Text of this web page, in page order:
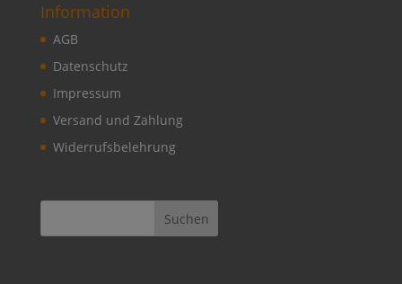
Information
AGB
Datenschutz
Impressum
Versand und Zahlung
Widerrufsbelehrung
Suchen